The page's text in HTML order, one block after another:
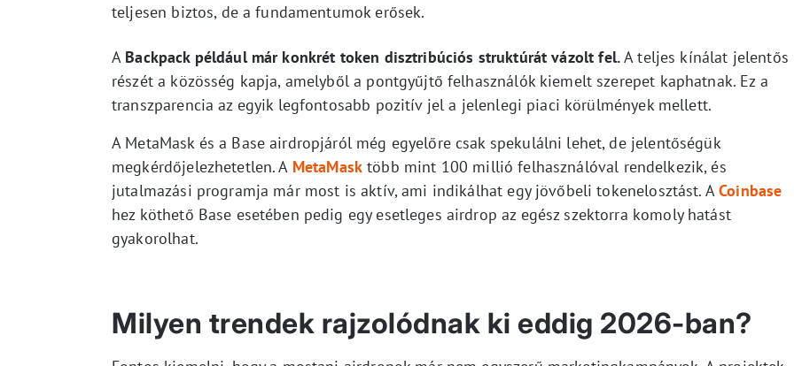
teljesen biztos, de a fundamentumok erősek.
A Backpack például már konkrét token disztribúciós struktúrát vázolt fel.A teljes kínálat jelentős
részét a közösség kapja, amelyből a pontgyűjtő felhasználók kiemelt szerepet kaphatnak. Ez a
transzparencia az egyik legfontosabb pozitív jel a jelenlegi piaci körülmények mellett.
A MetaMask és a Base airdropjáról még egyelőre csak spekulálni lehet, de jelentőségük
megkérdőjelezhetetlen. A MetaMasktöbb mint 100 millió felhasználóval rendelkezik, és
jutalmazási programja már most is aktív, ami indikálhat egy jövőbeli tokenelosztást. ACoinbase
hez köthető Base esetében pedig egy esetleges airdrop az egész szektorra komoly hatást
gyakorolhat.
Milyen trendek rajzolódnak ki eddig 2026-ban?